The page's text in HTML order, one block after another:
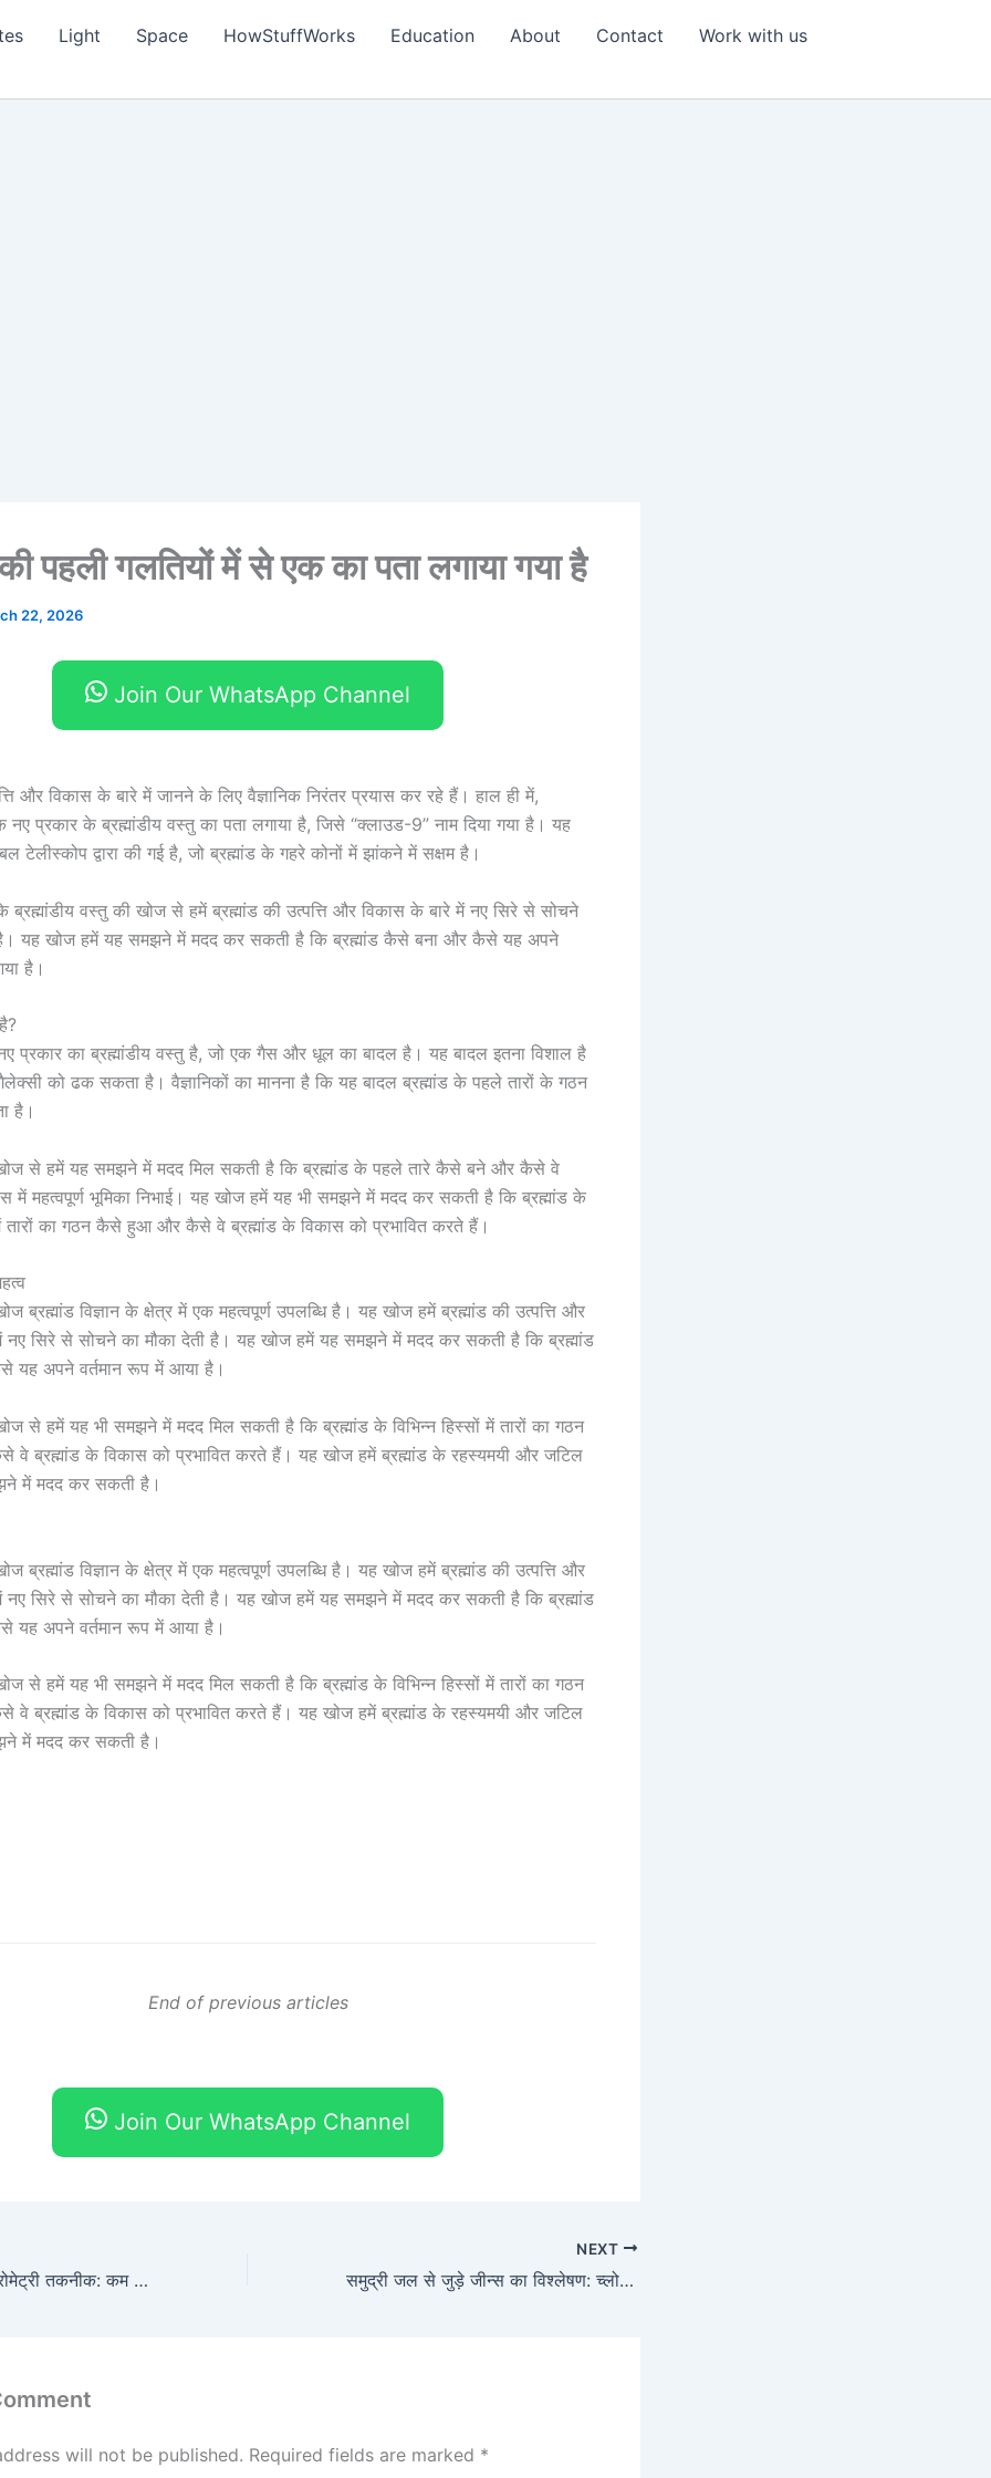
Light Space HowStuffWorks Education About Contact Work with us
पहली गलतियों में से एक का पता लगाया गया है
22, 2026
Join Our WhatsApp Channel
और विकास के बारे में जानने के लिए वैज्ञानिक निरंतर प्रयास कर रहे हैं। हाल ही में,
नए प्रकार के ब्रह्मांडीय वस्तु का पता लगाया है, जिसे “क्लाउड-9” नाम दिया गया है। यह
टेलीस्कोप द्वारा की गई है, जो ब्रह्मांड के गहरे कोनों में झांकने में सक्षम है।
ब्रह्मांडीय वस्तु की खोज से हमें ब्रह्मांड की उत्पत्ति और विकास के बारे में नए सिरे से सोचने
है। यह खोज हमें यह समझने में मदद कर सकती है कि ब्रह्मांड कैसे बना और कैसे यह अपने
है।
प्रकार का ब्रह्मांडीय वस्तु है, जो एक गैस और धूल का बादल है। यह बादल इतना विशाल है
को ढक सकता है। वैज्ञानिकों का मानना है कि यह बादल ब्रह्मांड के पहले तारों के गठन
है।
से हमें यह समझने में मदद मिल सकती है कि ब्रह्मांड के पहले तारे कैसे बने और कैसे वे
में महत्वपूर्ण भूमिका निभाई। यह खोज हमें यह भी समझने में मदद कर सकती है कि ब्रह्मांड के
में तारों का गठन कैसे हुआ और कैसे वे ब्रह्मांड के विकास को प्रभावित करते हैं।
ब्रह्मांड विज्ञान के क्षेत्र में एक महत्वपूर्ण उपलब्धि है। यह खोज हमें ब्रह्मांड की उत्पत्ति और
नए सिरे से सोचने का मौका देती है। यह खोज हमें यह समझने में मदद कर सकती है कि ब्रह्मांड
यह अपने वर्तमान रूप में आया है।
से हमें यह भी समझने में मदद मिल सकती है कि ब्रह्मांड के विभिन्न हिस्सों में तारों का गठन
ब्रह्मांड के विकास को प्रभावित करते हैं। यह खोज हमें ब्रह्मांड के रहस्यमयी और जटिल
में मदद कर सकती है।
ब्रह्मांड विज्ञान के क्षेत्र में एक महत्वपूर्ण उपलब्धि है। यह खोज हमें ब्रह्मांड की उत्पत्ति और
नए सिरे से सोचने का मौका देती है। यह खोज हमें यह समझने में मदद कर सकती है कि ब्रह्मांड
यह अपने वर्तमान रूप में आया है।
से हमें यह भी समझने में मदद मिल सकती है कि ब्रह्मांड के विभिन्न हिस्सों में तारों का गठन
ब्रह्मांड के विकास को प्रभावित करते हैं। यह खोज हमें ब्रह्मांड के रहस्यमयी और जटिल
में मदद कर सकती है।
End of previous articles
Join Our WhatsApp Channel
नई दिशा में मास स्पेक्ट्रोमेट्री तकनीक: कम प्रचुर मॉलिक्यूल्स को कैप्चर करने की क्षमता
NEXT
समुद्री जल से जुड़े जीन्स का विश्लेषण: च्लोरेला स्पी के माध्यम से एक नए युग की शुरुआत
will not be published. Required fields are marked *